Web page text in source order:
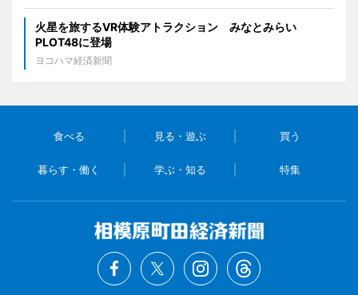
火星を旅するVR体験アトラクション みなとみらい
PLOT48に登場
ヨコハマ経済新聞
食べる 見る・遊ぶ 買う
暮らす・働く 学ぶ・知る 特集